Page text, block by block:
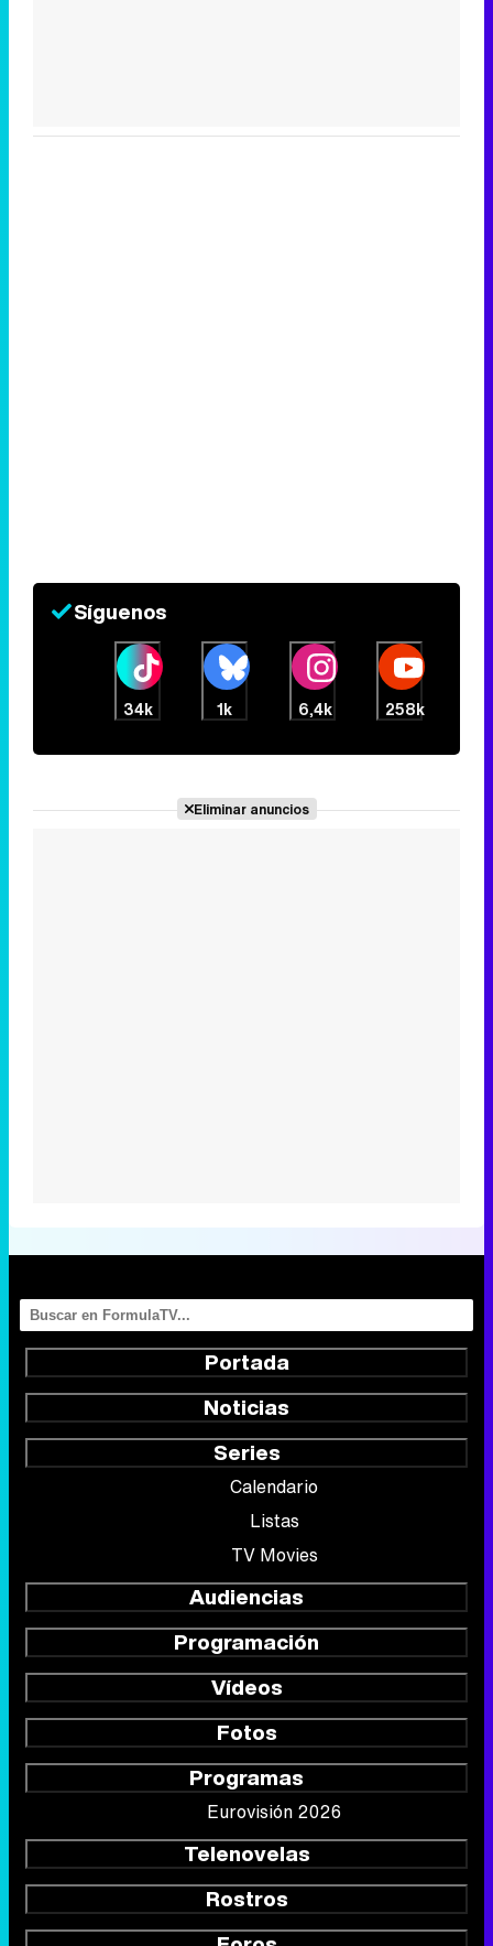
Síguenos
34k 1k 6,4k 258k
Eliminar anuncios
Portada
Noticias
Series
Calendario
Listas
TV Movies
Audiencias
Programación
Vídeos
Fotos
Programas
Eurovisión 2026
Telenovelas
Rostros